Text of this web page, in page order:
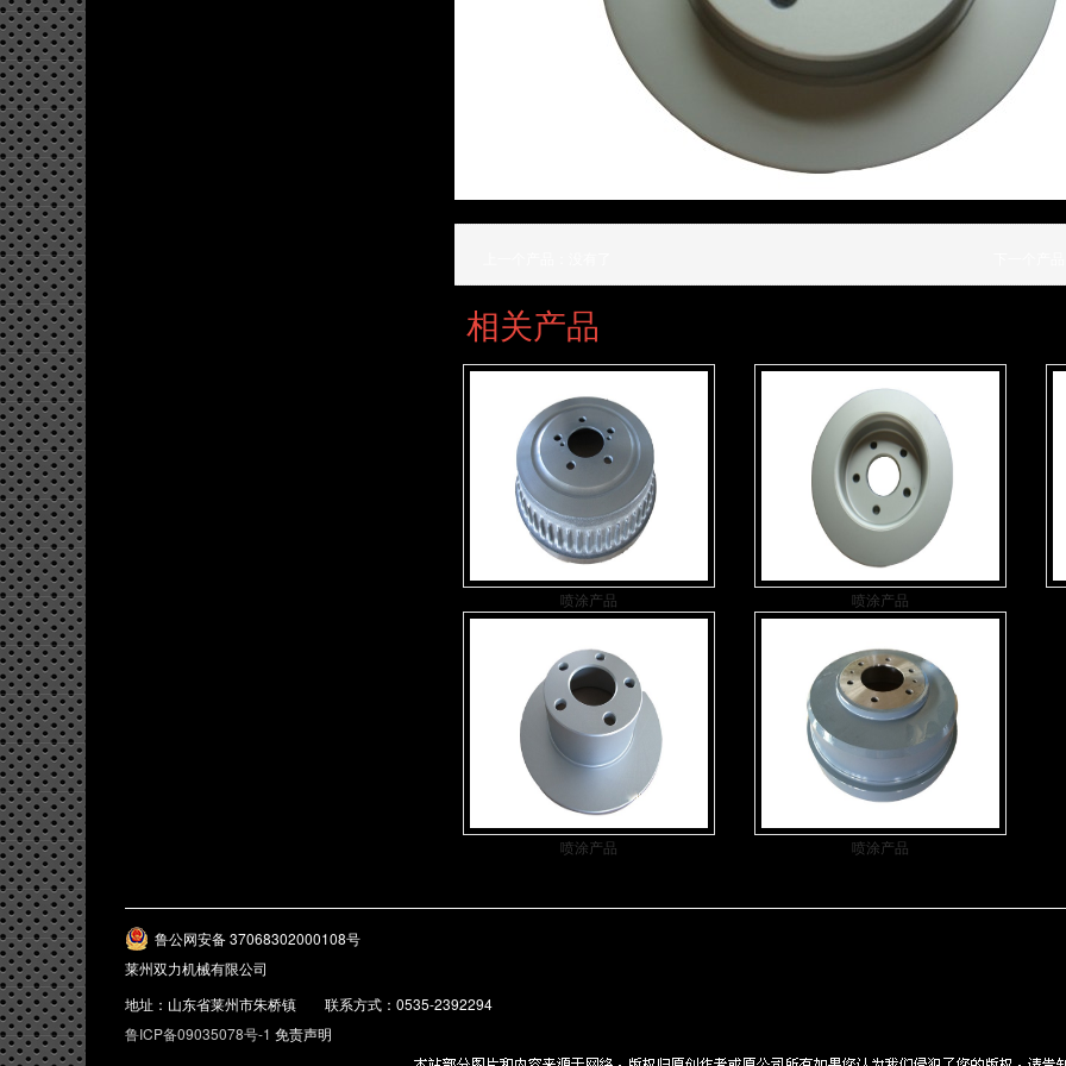
相关产品
喷涂产品 喷涂产品
喷涂产品 喷涂产品
鲁公网安备 37068302000108号
莱州双力机械有限公司
地址：山东省莱州市朱桥镇 联系方式：0535-2392294
鲁ICP备09035078号-1 免责声明